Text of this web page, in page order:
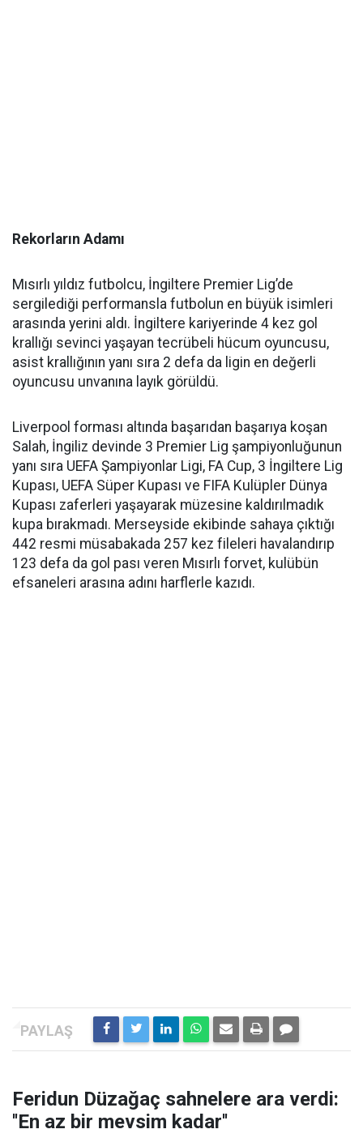
Rekorların Adamı
Mısırlı yıldız futbolcu, İngiltere Premier Lig’de
sergilediği performansla futbolun en büyük isimleri
arasında yerini aldı. İngiltere kariyerinde 4 kez gol
krallığı sevinci yaşayan tecrübeli hücum oyuncusu,
asist krallığının yanı sıra 2 defa da ligin en değerli
oyuncusu unvanına layık görüldü.
Liverpool forması altında başarıdan başarıya koşan
Salah, İngiliz devinde 3 Premier Lig şampiyonluğunun
yanı sıra UEFA Şampiyonlar Ligi, FA Cup, 3 İngiltere Lig
Kupası, UEFA Süper Kupası ve FIFA Kulüpler Dünya
Kupası zaferleri yaşayarak müzesine kaldırılmadık
kupa bırakmadı. Merseyside ekibinde sahaya çıktığı
442 resmi müsabakada 257 kez fileleri havalandırıp
123 defa da gol pası veren Mısırlı forvet, kulübün
efsaneleri arasına adını harflerle kazıdı.
Feridun Düzağaç sahnelere ara verdi:
''En az bir mevsim kadar''